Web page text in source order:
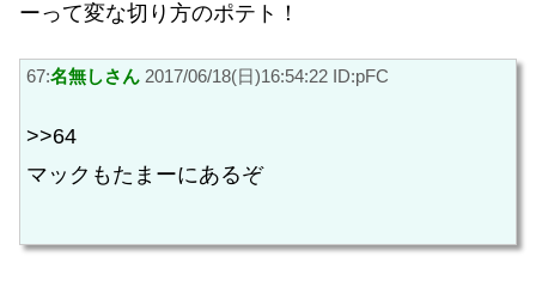
ーって変な切り方のポテト！
67:名無しさん 2017/06/18(日)16:54:22 ID:pFC
>>64
マックもたまーにあるぞ